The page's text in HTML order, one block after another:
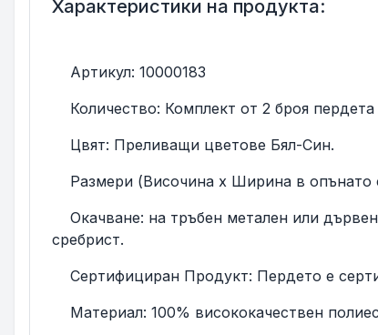
Характеристики на продукта:
Артикул: 10000183
Количество: Комплект от 2 броя
Цвят: Преливащи цветове Бял-Син.
Размери (Височина х Ширина в опънато
Окачване: на тръбен метален или
сребрист.
Сертифициран Продукт: Пердето е
Материал: 100% висококачествен